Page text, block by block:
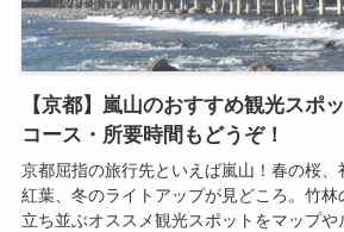
【京都】嵐山のおすすめ観光スポ
コース・所要時間もどうぞ！
京都屈指の旅行先といえば嵐山！春の桜
紅葉、冬のライトアップが見どころ。竹
立ち並ぶオススメ観光スポットをマップや